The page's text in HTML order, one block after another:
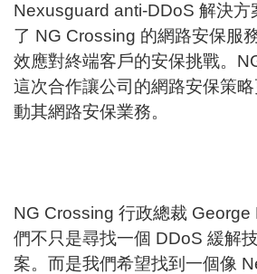
Nexusguard anti-DDoS 解決方
了 NG Crossing 的網路安保服
效應對終端客戶的安保挑戰。
這次合作讓公司的網路安保策
動其網路安保業務。
NG Crossing 行政總裁 George
們不只是尋找一個 DDoS 緩解
案。而是我們希望找到一個像